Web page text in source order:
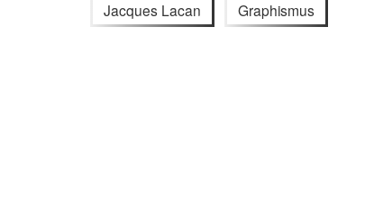
Jacques Lacan Graphismus